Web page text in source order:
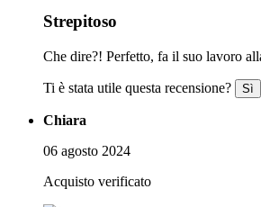
Strepitoso
Che dire?! Perfetto, fa il suo lavoro
Ti è stata utile questa recensione? Sì
Chiara
06 agosto 2024
Acquisto verificato